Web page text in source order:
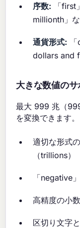
序数: 「first
millionth」
通貨形式:
dollars and
大きな数値のサ
最大 999 兆（
を変換できます
適切な形式
（trillions）
「negative
高精度の小
区切り文字